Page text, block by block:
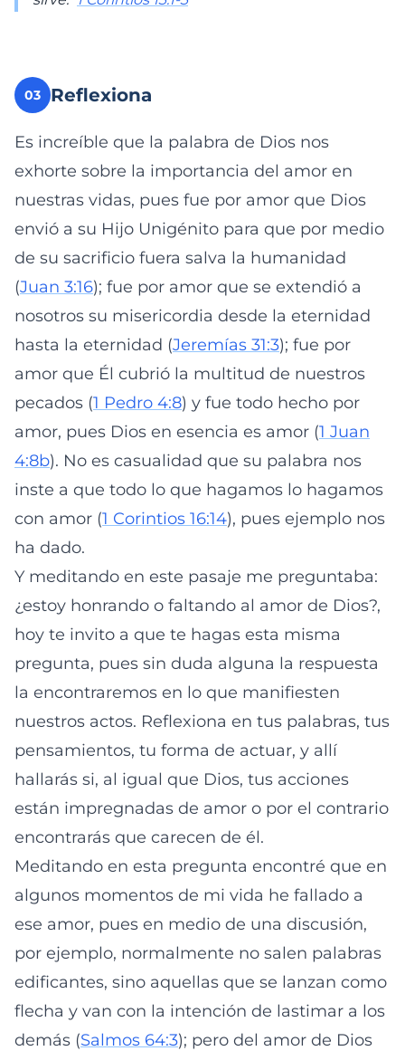
03 Reflexiona
Es increíble que la palabra de Dios nos
exhorte sobre la importancia del amor en
nuestras vidas, pues fue por amor que Dios
envió a su Hijo Unigénito para que por medio
de su sacrificio fuera salva la humanidad
(Juan 3:16); fue por amor que se extendió a
nosotros su misericordia desde la eternidad
hasta la eternidad (Jeremías 31:3); fue por
amor que Él cubrió la multitud de nuestros
pecados (1 Pedro 4:8) y fue todo hecho por
amor, pues Dios en esencia es amor (1 Juan
4:8b). No es casualidad que su palabra nos
inste a que todo lo que hagamos lo hagamos
con amor (1 Corintios 16:14), pues ejemplo nos
ha dado.
Y meditando en este pasaje me preguntaba:
¿estoy honrando o faltando al amor de Dios?,
hoy te invito a que te hagas esta misma
pregunta, pues sin duda alguna la respuesta
la encontraremos en lo que manifiesten
nuestros actos. Reflexiona en tus palabras, tus
pensamientos, tu forma de actuar, y allí
hallarás si, al igual que Dios, tus acciones
están impregnadas de amor o por el contrario
encontrarás que carecen de él.
Meditando en esta pregunta encontré que en
algunos momentos de mi vida he fallado a
ese amor, pues en medio de una discusión,
por ejemplo, normalmente no salen palabras
edificantes, sino aquellas que se lanzan como
flecha y van con la intención de lastimar a los
demás (Salmos 64:3); pero del amor de Dios